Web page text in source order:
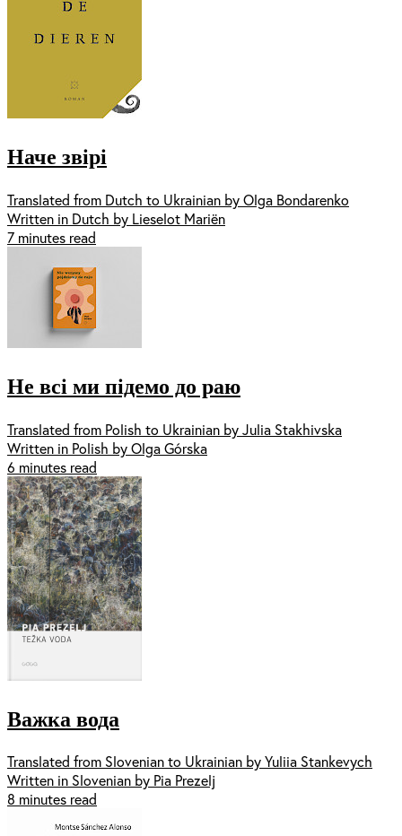
Наче звірі
Translated from Dutch to Ukrainian by Olga Bondarenko
Written in Dutch by Lieselot Mariën
7 minutes read
Не всі ми підемо до раю
Translated from Polish to Ukrainian by Julia Stakhivska
Written in Polish by Olga Górska
6 minutes read
Важка вода
Translated from Slovenian to Ukrainian by Yuliia Stankevych
Written in Slovenian by Pia Prezelj
8 minutes read